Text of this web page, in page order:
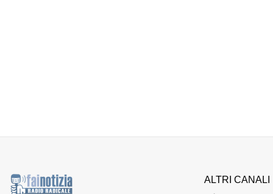
ALTRI CANALI